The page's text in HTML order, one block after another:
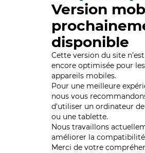
Version
disponible
Cette version du site
encore optimisée pour les
appareils mobiles.
Pour une meilleure
nous vous
d'utiliser un ordinateur
ou une tablette.
Nous travaillons
améliorer la
Merci de votre